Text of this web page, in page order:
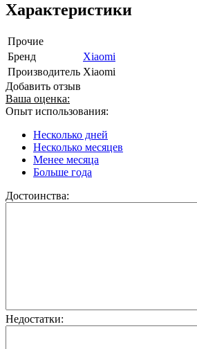
Характеристики
Прочие
Бренд
Xiaomi
Производитель Xiaomi
Добавить отзыв
Ваша оценка:
Опыт использования:
Несколько дней
Несколько месяцев
Менее месяца
Больше года
Достоинства:
Недостатки: